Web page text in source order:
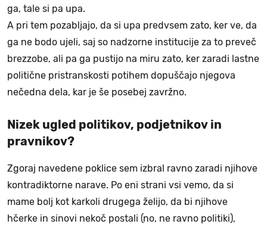
ga, tale si pa upa.
A pri tem pozabljajo, da si upa predvsem zato, ker ve, da
ga ne bodo ujeli, saj so nadzorne institucije za to preveč
brezzobe, ali pa ga pustijo na miru zato, ker zaradi lastne
politične pristranskosti potihem dopuščajo njegova
nečedna dela, kar je še posebej zavržno.
Nizek ugled politikov, podjetnikov in
pravnikov?
Zgoraj navedene poklice sem izbral ravno zaradi njihove
kontradiktorne narave. Po eni strani vsi vemo, da si
mame bolj kot karkoli drugega želijo, da bi njihove
hčerke in sinovi nekoč postali (no, ne ravno politiki),